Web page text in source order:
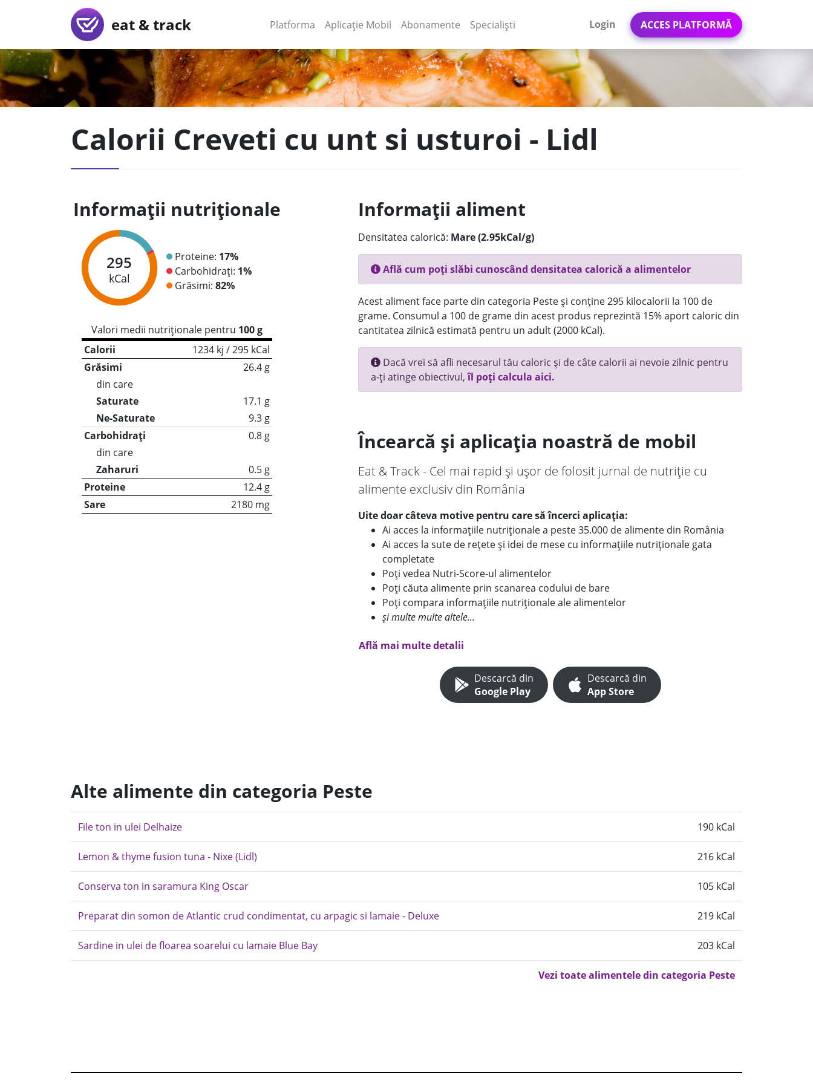
eat & track Platforma (current)
Aplicație Mobil (current)
Abonamente Specialiști Login ACCES PLATFORMĂ
Calorii Creveti cu unt si usturoi - Lidl
Informații nutriționale
295
kCal
Proteine: 17%
Carbohidrați: 1%
Grăsimi: 82%
Valori medii nutriționale pentru 100 g
Calorii
1234 kj / 295 kCal
Grăsimi
26.4 g
din care
Saturate
17.1 g
Ne-Saturate
9.3 g
Carbohidrați
0.8 g
din care
Zaharuri
0.5 g
Proteine
12.4 g
Sare
2180 mg
Informații aliment
Densitatea calorică: Mare (2.95kCal/g)
Află cum poți slăbi cunoscând densitatea calorică a alimentelor
Acest aliment face parte din categoria Peste și conține 295 kilocalorii la 100 de
grame. Consumul a 100 de grame din acest produs reprezintă 15% aport caloric din
cantitatea zilnică estimată pentru un adult (2000 kCal).
Dacă vrei să afli necesarul tău caloric și de câte calorii ai nevoie zilnic pentru
a-ți atinge obiectivul,îl poți calcula aici.
Încearcă și aplicația noastră de mobil
Eat & Track - Cel mai rapid și ușor de folosit jurnal de nutriție cu
alimente exclusiv din România
Uite doar câteva motive pentru care să încerci aplicația:
Ai acces la informațiile nutriționale a peste 35.000 de alimente din România
Ai acces la sute de rețete și idei de mese cu informațiile nutriționale gata
completate
Poți vedea Nutri-Score-ul alimentelor
Poți căuta alimente prin scanarea codului de bare
Poți compara informațiile nutriționale ale alimentelor
și multe multe altele...
Află mai multe detalii
Descarcă din
Google Play
Descarcă din
App Store
Alte alimente din categoria Peste
File ton in ulei Delhaize 190 kCal
Lemon & thyme fusion tuna - Nixe (Lidl) 216 kCal
Conserva ton in saramura King Oscar 105 kCal
Preparat din somon de Atlantic crud condimentat, cu arpagic si lamaie - Deluxe 219 kCal
Sardine in ulei de floarea soarelui cu lamaie Blue Bay 203 kCal
Vezi toate alimentele din categoria Peste